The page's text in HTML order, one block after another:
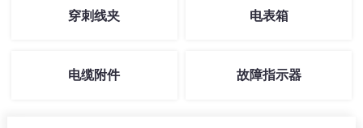
穿刺线夹 电表箱
电缆附件 故障指示器